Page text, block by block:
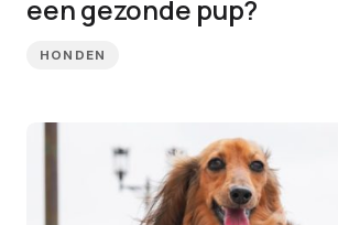
een gezonde pup?
HONDEN